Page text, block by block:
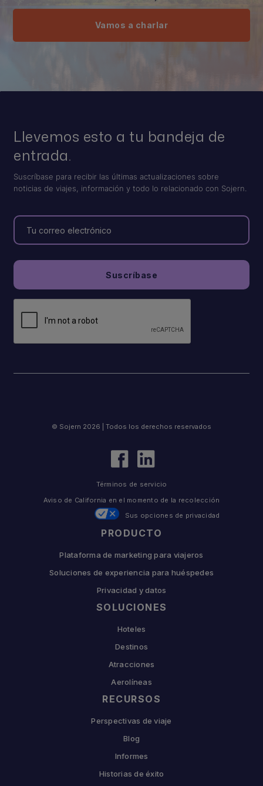
Vamos a charlar
Llevemos esto a tu bandeja de
entrada.
Suscríbase para recibir las últimas actualizaciones sobre
noticias de viajes, información y todo lo relacionado con Sojern.
PRODUCTO
Plataforma de marketing para viajeros
Soluciones de experiencia para huéspedes
Privacidad y datos
SOLUCIONES
Hoteles
Destinos
Atracciones
Aerolíneas
RECURSOS
Perspectivas de viaje
Blog
Informes
Historias de éxito
© Sojern 2026 | Todos los derechos reservados
Términos de servicio
Aviso de California en el momento de la recolección
Sus opciones de privacidad